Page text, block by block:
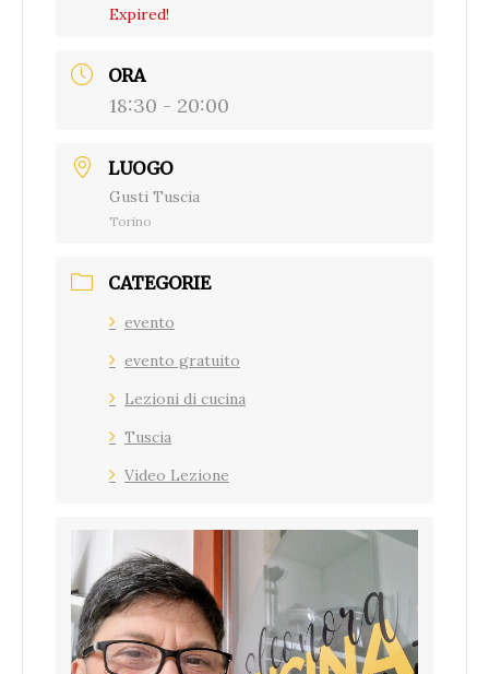
Expired!
ORA
18:30 - 20:00
LUOGO
Gusti Tuscia
Torino
CATEGORIE
evento
evento gratuito
Lezioni di cucina
Tuscia
Video Lezione